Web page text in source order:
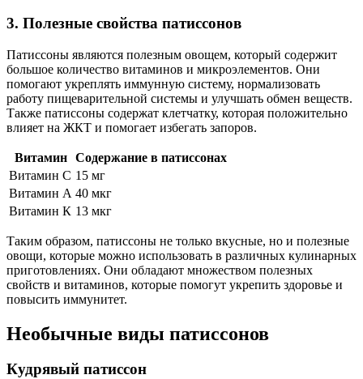
3. Полезные свойства патиссонов
Патиссоны являются полезным овощем, который содержит
большое количество витаминов и микроэлементов. Они
помогают укреплять иммунную систему, нормализовать
работу пищеварительной системы и улучшать обмен веществ.
Также патиссоны содержат клетчатку, которая положительно
влияет на ЖКТ и помогает избегать запоров.
Витамин
Содержание в патиссонах
Витамин C 15 мг
Витамин А 40 мкг
Витамин К 13 мкг
Таким образом, патиссоны не только вкусные, но и полезные
овощи, которые можно использовать в различных кулинарных
приготовлениях. Они обладают множеством полезных
свойств и витаминов, которые помогут укрепить здоровье и
повысить иммунитет.
Необычные виды патиссонов
Кудрявый патиссон